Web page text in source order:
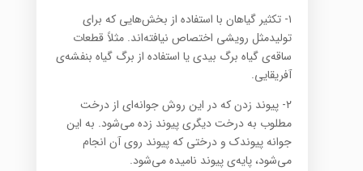
۱- تکثیر گیاهان با استفاده از بخش‌هایی که برای
تولیدمثل رویشی اختصاص نیافته‌اند. مثلاً قطعات
ساقه‌ی گیاه برگ بیدی یا استفاده از برگ گیاه بنفشه‌ی
آفریقایی.
۲- پیوند زدن که در این روش جوانه‌ای از درخت
مطلوب به درخت دیگری پیوند زده می‌شود. به این
جوانه پیوندک و درختی که پیوند روی آن انجام
می‌شود، پایه‌ی پیوند نامیده می‌شود.